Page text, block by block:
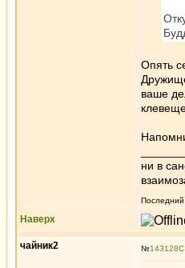
Опять
ваше
ни в
Последний
Наверх
чайник2 №143128